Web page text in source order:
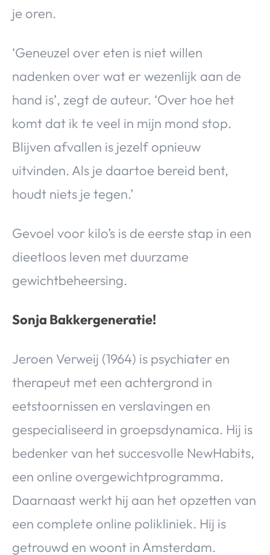
je oren.
‘Geneuzel over eten is niet willen
nadenken over wat er wezenlijk aan de
hand is’, zegt de auteur. ‘Over hoe het
komt dat ik te veel in mijn mond stop.
Blijven afvallen is jezelf opnieuw
uitvinden. Als je daartoe bereid bent,
houdt niets je tegen.’
Gevoel voor kilo’s is de eerste stap in een
dieetloos leven met duurzame
gewichtbeheersing.
Sonja Bakkergeneratie!
Jeroen Verweij (1964) is psychiater en
therapeut met een achtergrond in
eetstoornissen en verslavingen en
gespecialiseerd in groepsdynamica. Hij is
bedenker van het succesvolle NewHabits,
een online overgewichtprogramma.
Daarnaast werkt hij aan het opzetten van
een complete online polikliniek. Hij is
getrouwd en woont in Amsterdam.